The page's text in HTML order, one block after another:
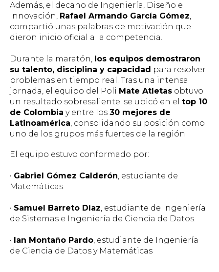
Además, el decano de Ingeniería, Diseño e
Innovación, Rafael Armando García Gómez,
compartió unas palabras de motivación que
dieron inicio oficial a la competencia.
Durante la maratón, los equipos demostraron
su talento, disciplina y capacidad para resolver
problemas en tiempo real. Tras una intensa
jornada, el equipo del Poli Mate Atletas obtuvo
un resultado sobresaliente: se ubicó en el top 10
de Colombia y entre los 30 mejores de
Latinoamérica, consolidando su posición como
uno de los grupos más fuertes de la región.
El equipo estuvo conformado por:
• Gabriel Gómez Calderón, estudiante de
Matemáticas.
• Samuel Barreto Díaz, estudiante de Ingeniería
de Sistemas e Ingeniería de Ciencia de Datos.
• Ian Montaño Pardo, estudiante de Ingeniería
de Ciencia de Datos y Matemáticas